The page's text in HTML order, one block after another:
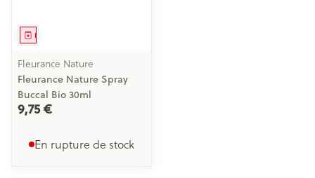
Médicament
Fleurance Nature
Fleurance Nature Spray
Buccal Bio 30ml
9,75 €
En rupture de stock